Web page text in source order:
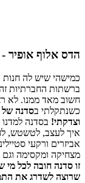
הדס אלוף אופיר
כמישהי שיש לה חנות
ברשתות החברתיות
חשוב מאד ממנו. לא
כשנתקלתי בסדנה של
וצדקתי! בסדנה
איך לעצב, לטשטש,
אביזרים ורקעי
מצחיקה ומקסימה
זו סדנה חובה לכל
שרוצה לשדרג את